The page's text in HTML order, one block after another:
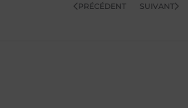
PRÉCÉDENT SUIVANT